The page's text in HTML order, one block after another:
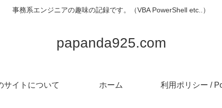
事務系エンジニアの趣味の記録です。（VBA PowerShell etc..）
papanda925.com
サイトについて ホーム 利用ポリシー /